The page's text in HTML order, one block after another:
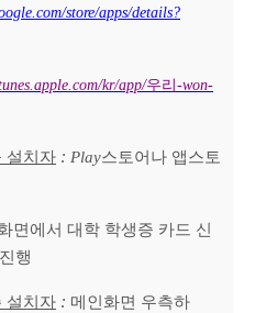
store/apps/details?
kr/app/우리 -won-
설치자 : Play스토어나 앱스토
면에서 대학 학생증 카드 신
행
설치자 : 메인화면 우측하